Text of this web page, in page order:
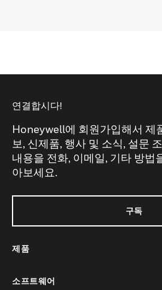
연결합시다!
Honeywell에 회원가입해서 제
보, 신제품, 행사 및 소식, 설문
내용을 전화, 이메일, 기타 방법
아보세요.
구독
제품
소프트웨어